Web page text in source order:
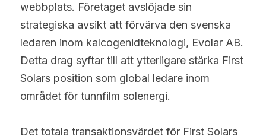
webbplats. Företaget avslöjade sin
strategiska avsikt att förvärva den svenska
ledaren inom kalcogenidteknologi, Evolar AB.
Detta drag syftar till att ytterligare stärka First
Solars position som global ledare inom
området för tunnfilm solenergi.
Det totala transaktionsvärdet för First Solars